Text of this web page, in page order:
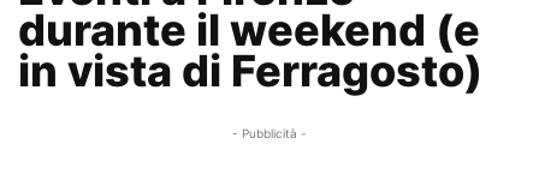
durante il weekend (e
in vista di Ferragosto)
- Pubblicità -